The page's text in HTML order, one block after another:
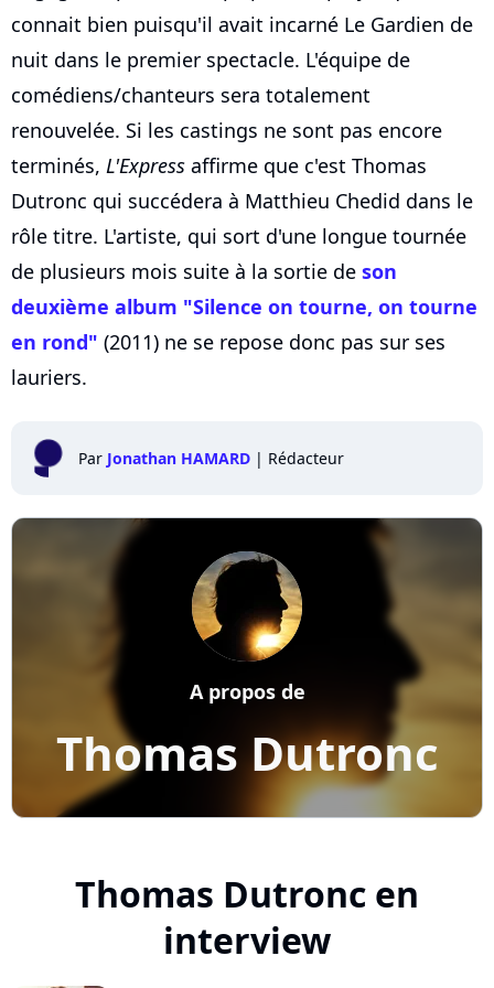
connait bien puisqu'il avait incarné Le Gardien de
nuit dans le premier spectacle. L'équipe de
comédiens/chanteurs sera totalement
renouvelée. Si les castings ne sont pas encore
terminés, L'Express affirme que c'est Thomas
Dutronc qui succédera à Matthieu Chedid dans le
rôle titre. L'artiste, qui sort d'une longue tournée
de plusieurs mois suite à la sortie de son
deuxième album "Silence on tourne, on tourne
en rond" (2011) ne se repose donc pas sur ses
lauriers.
Par Jonathan HAMARD | Rédacteur
Thomas Dutronc
A propos de
Thomas Dutronc en
interview